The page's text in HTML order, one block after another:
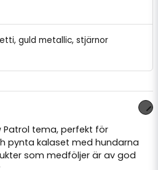
guld metallic, stjärnor
Patrol tema, perfekt för
pynta kalaset med hundarna
som medföljer är av god